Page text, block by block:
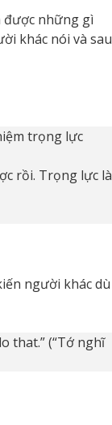
được những gì
khác nói và sau
trọng lực
rồi. Trọng lực là
người khác dù
that.” (“Tớ nghĩ